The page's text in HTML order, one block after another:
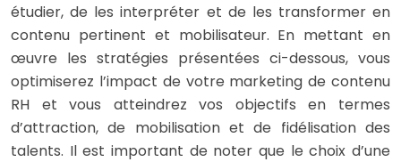
étudier, de les interpréter et de les transformer en
contenu pertinent et mobilisateur. En mettant en
œuvre les stratégies présentées ci-dessous, vous
optimiserez l’impact de votre marketing de contenu
RH et vous atteindrez vos objectifs en termes
d’attraction, de mobilisation et de fidélisation des
talents. Il est important de noter que le choix d’une